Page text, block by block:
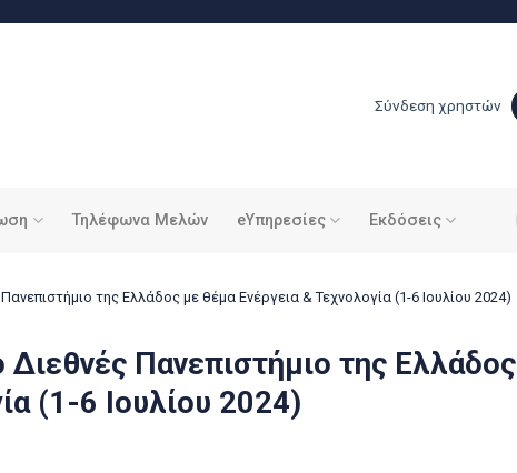
Σύνδεση χρηστών
Τηλέφωνα Μελών eΥπηρεσίες Εκδόσεις
της Ελλάδος με θέμα Ενέργεια & Τεχνολογία (1-6 Ιουλίου 2024)
Πανεπιστήμιο της Ελλάδος
(1-6 Ιουλίου 2024)